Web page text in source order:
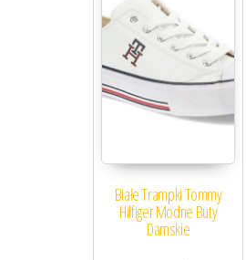
Białe Trampki Tommy
Hilfiger Modne Buty
Damskie